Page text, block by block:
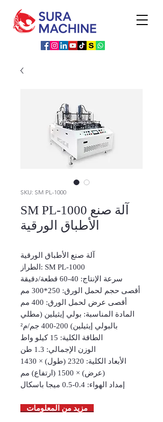
SKU: SM PL-1000
SM PL-1000 آلة صنع
الأطباق الورقية
آلة صنع الأطباق الورقية
الطراز: SM PL-1000
سرعة الإنتاج: 40-60 قطعة/دقيقة
أقصى حجم لحمل الورق: 250*300 مم
أقصى عرض لحمل الورق: 400 مم
المادة المناسبة: بولي إيثيلين (مطلي
بالبولي إيثيلين) 200-400 جم/م²
الطاقة الكلية: 15 كيلو واط
الوزن الإجمالي: 1.3 طن
الأبعاد الكلية: 2320 (طول) × 1430
(عرض) × 1500 (ارتفاع) مم
إمداد الهواء: 0.4-0.5 ميجا باسكال